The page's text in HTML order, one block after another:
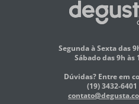
Segunda à Sexta das
Sábado das 9h às
Dúvidas? Entre em
(19) 3432-6401